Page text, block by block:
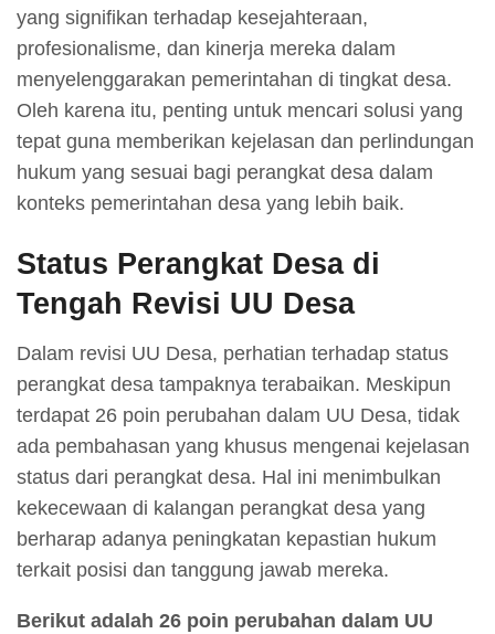
yang signifikan terhadap kesejahteraan,
profesionalisme, dan kinerja mereka dalam
menyelenggarakan pemerintahan di tingkat desa.
Oleh karena itu, penting untuk mencari solusi yang
tepat guna memberikan kejelasan dan perlindungan
hukum yang sesuai bagi perangkat desa dalam
konteks pemerintahan desa yang lebih baik.
Status Perangkat Desa di
Tengah Revisi UU Desa
Dalam revisi UU Desa, perhatian terhadap status
perangkat desa tampaknya terabaikan. Meskipun
terdapat 26 poin perubahan dalam UU Desa, tidak
ada pembahasan yang khusus mengenai kejelasan
status dari perangkat desa. Hal ini menimbulkan
kekecewaan di kalangan perangkat desa yang
berharap adanya peningkatan kepastian hukum
terkait posisi dan tanggung jawab mereka.
Berikut adalah 26 poin perubahan dalam UU